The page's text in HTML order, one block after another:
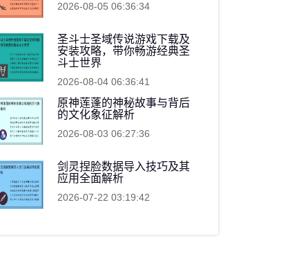
2026-08-05 06:36:34
圣斗士圣域传说游戏下载及
安装攻略，带你畅游经典圣
斗士世界
2026-08-04 06:36:41
原神莲蓬的神秘故事与背后
的文化象征解析
2026-08-03 06:27:36
剑灵捏脸数据导入技巧及其
应用全面解析
2026-07-22 03:19:42